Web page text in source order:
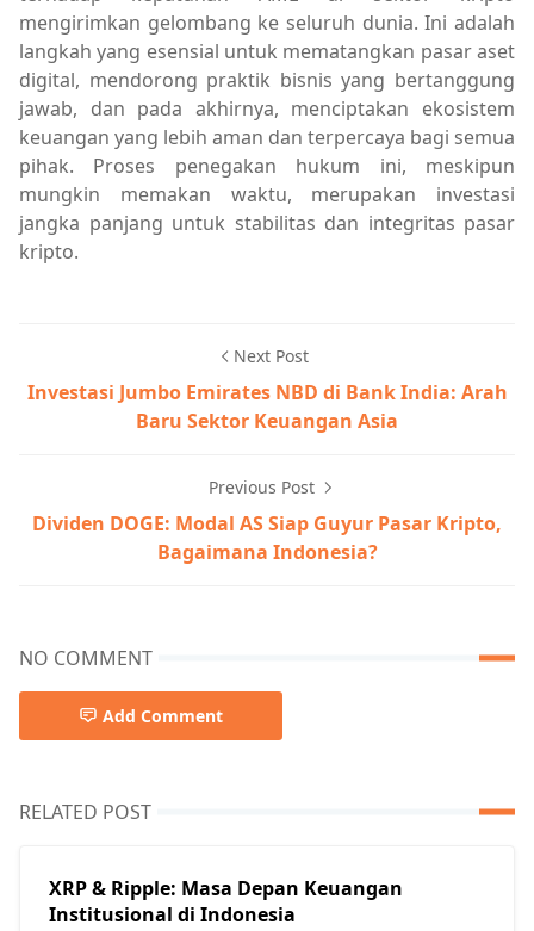
mengirimkan gelombang ke seluruh dunia. Ini adalah
langkah yang esensial untuk mematangkan pasar aset
digital, mendorong praktik bisnis yang bertanggung
jawab, dan pada akhirnya, menciptakan ekosistem
keuangan yang lebih aman dan terpercaya bagi semua
pihak. Proses penegakan hukum ini, meskipun
mungkin memakan waktu, merupakan investasi
jangka panjang untuk stabilitas dan integritas pasar
kripto.
Next Post
Investasi Jumbo Emirates NBD di Bank India: Arah
Baru Sektor Keuangan Asia
Previous Post
Dividen DOGE: Modal AS Siap Guyur Pasar Kripto,
Bagaimana Indonesia?
NO COMMENT
Add Comment
RELATED POST
XRP & Ripple: Masa Depan Keuangan
Institusional di Indonesia